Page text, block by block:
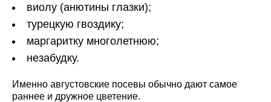
виолу (анютины глазки);
турецкую гвоздику;
маргаритку многолетнюю;
незабудку.
Именно августовские посевы обычно дают самое
раннее и дружное цветение.